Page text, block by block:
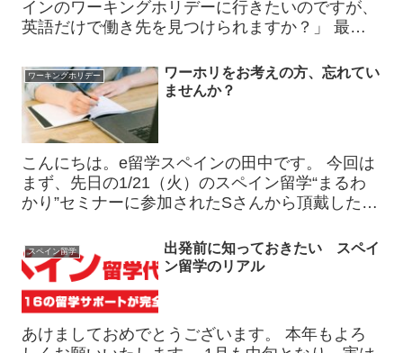
インのワーキングホリデーに行きたいのですが、
英語だけで働き先を見つけられますか？」 最
ます。 結論から言うと… 英語ができることは有
利ですが、スペイ...
ワーキングホリデー
ワーホリをお考えの方、忘れてい
ませんか？
こんにちは。e留学スペインの田中です。 今回は
まず、先日の1/21（火）のスペイン留学“まるわ
かり”セミナーに参加されたSさんから頂戴した感
りやすいご説明のおかげで不明な点や不安などが
かなり軽減...
スペイン留学
出発前に知っておきたい スペイ
ン留学のリアル
あけましておめでとうございます。 本年もよろ